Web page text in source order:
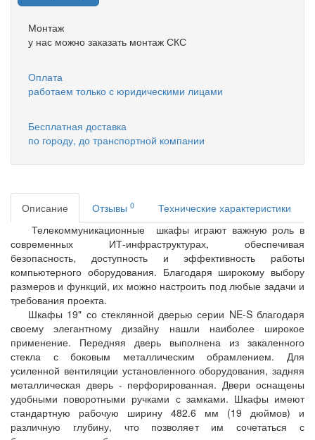
Монтаж
у нас можно заказать монтаж СКС
Оплата
работаем только с юридическими лицами
Бесплатная доставка
по городу, до транспортной компании
Описание Отзывы 0
Технические характеристики
Телекоммуникационные шкафы играют важную роль в
современных ИТ-инфраструктурах, обеспечивая
безопасность, доступность и эффективность работы
компьютерного оборудования. Благодаря широкому выбору
размеров и функций, их можно настроить под любые задачи и
требования проекта.
Шкафы 19" со стеклянной дверью серии NE-S благодаря
своему элегантному дизайну нашли наиболее широкое
применение. Передняя дверь выполнена из закаленного
стекла с боковым металлическим обрамлением. Для
усиленной вентиляции установленного оборудования, задняя
металлическая дверь - перфорированная. Двери оснащены
удобными поворотными ручками с замками. Шкафы имеют
стандартную рабочую ширину 482.6 мм (19 дюймов) и
различную глубину, что позволяет им сочетаться с